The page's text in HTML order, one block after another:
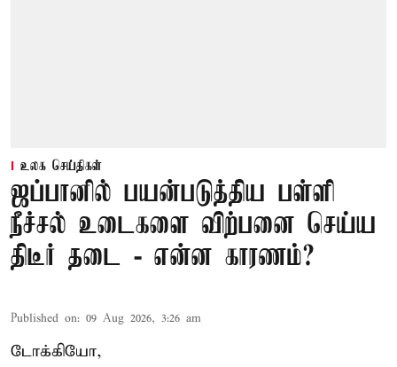
உலக செய்திகள்
ஜப்பானில் பயன்படுத்திய பள்ளி
நீச்சல் உடைகளை விற்பனை செய்ய
திடீர் தடை - என்ன காரணம்?
Published on: 09 Aug 2026, 3:26 am
டோக்கியோ,